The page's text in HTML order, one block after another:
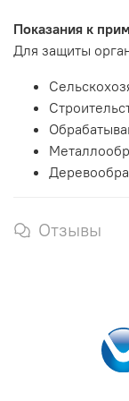
Показания к
Для защиты
Отзывы